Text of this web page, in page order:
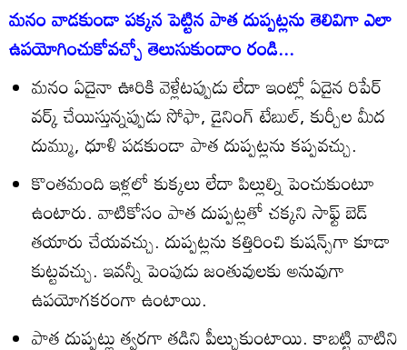
మనం వాడకుండా పక్కన పెట్టిన పాత దుప్పట్లను తెలివిగా ఎలా
ఉపయోగించుకోవచ్చో తెలుసుకుందాం రండి...
మనం ఏదైనా ఊరికి వెళ్లేటప్పుడు లేదా ఇంట్లో ఏదైన రిపేర్‌
వర్క్‌ చేయిస్తున్నప్పుడు సోఫా, డైనింగ్‌ టేబుల్‌, కుర్చీల మీద
దుమ్ము, ధూళి పడకుండా పాత దుప్పట్లను కప్పవచ్చు.
కొంతమంది ఇళ్లలో కుక్కలు లేదా పిల్లుల్ని పెంచుకుంటూ
ఉంటారు. వాటికోసం పాత దుప్పట్లతో చక్కని సాఫ్ట్‌ బెడ్‌
తయారు చేయవచ్చు. దుప్పట్లను కత్తిరించి కుషన్స్‌గా కూడా
కుట్టవచ్చు. ఇవన్నీ పెంపుడు జంతువులకు అనువుగా
ఉపయోగకరంగా ఉంటాయి.
పాత దుప్పట్లు త్వరగా తడిని పీల్చుకుంటాయి. కాబట్టి వాటిని